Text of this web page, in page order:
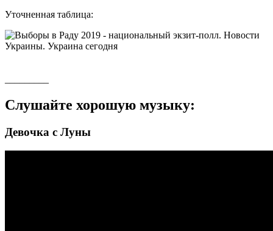
Уточненная таблица:
Слушайте хорошую музыку:
Девочка с Луны